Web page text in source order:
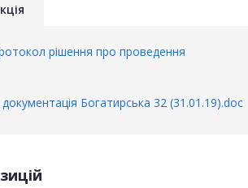
рішення про проведення
Богатирська 32 (31.01.19).doc